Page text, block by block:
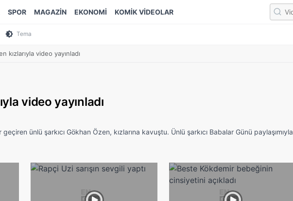
SPOR MAGAZİN EKONOMİ KOMİK VİDEOLAR
Tema
kızlarıyla video yayınladı
video yayınladı
ünlü şarkıcı Gökhan Özen, kızlarına kavuştu. Ünlü şarkıcı Babalar Günü paylaşımıyla